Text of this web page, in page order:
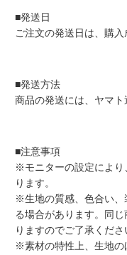
■発送日
ご注文の発送日は、購入
■発送方法
商品の発送には、ヤマト
■注意事項
※モニターの設定により
ります。
※生地の質感、色合い、
る場合があります。同
りますのでご了承くださ
※素材の特性上、生地の